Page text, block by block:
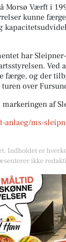
Morsø Værft i
kunne
har
færge, og der
over
af
anlaeg/ms-
Indholdet er
ikke